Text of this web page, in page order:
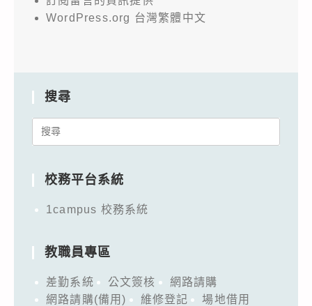
WordPress.org 台灣繁體中文
搜尋
Search
校務平台系統
1campus 校務系統
教職員專區
差勤系統 公文簽核
網路請購
網路請購(備用)
維修登記
場地借用